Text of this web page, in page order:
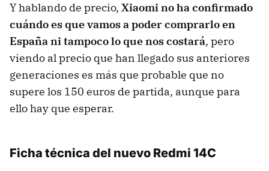
Y hablando de precio, Xiaomi no ha confirmado
cuándo es que vamos a poder comprarlo en
España ni tampoco lo que nos costará, pero
viendo al precio que han llegado sus anteriores
generaciones es más que probable que no
supere los 150 euros de partida, aunque para
ello hay que esperar.
Ficha técnica del nuevo Redmi 14C